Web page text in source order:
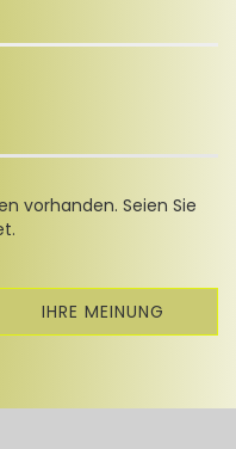
vorhanden. Seien Sie
IHRE MEINUNG